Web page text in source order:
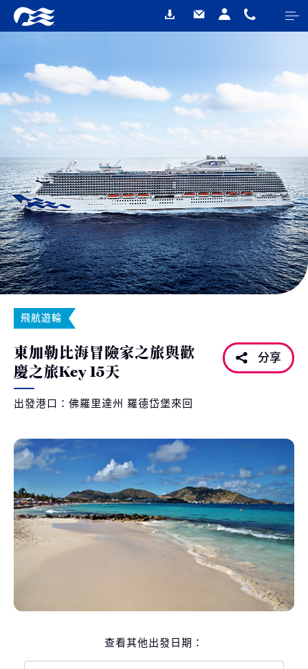
飛航遊輪
東加勒比海冒險家之旅與歡
慶之旅Key 15天
出發港口：佛羅里達州 羅德岱堡來回
分享
查看其他出發日期：